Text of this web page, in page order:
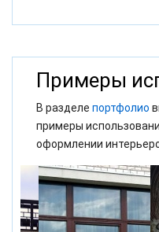
Примеры
В разделе портфолио
примеры
оформлении